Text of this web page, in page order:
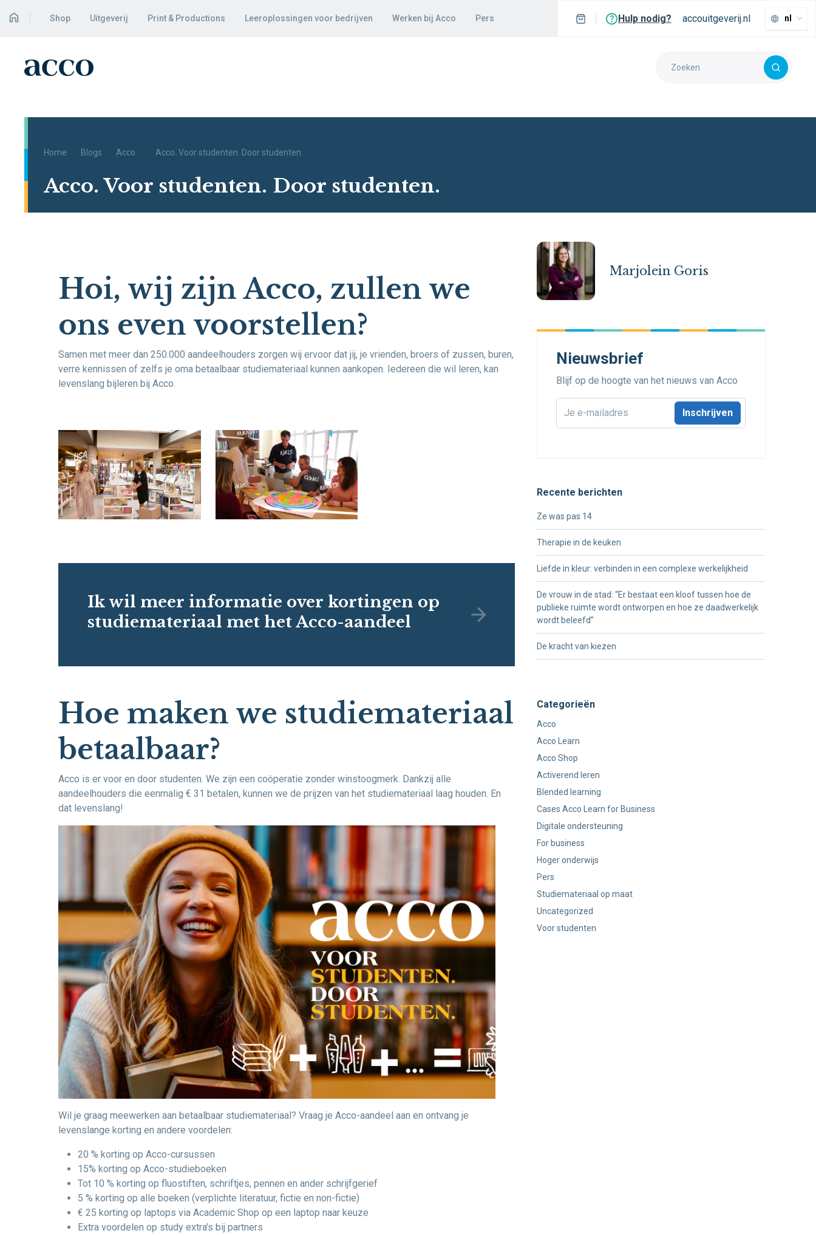
Shop Uitgeverij Print & Productions Leeroplossingen voor bedrijven Werken bij Acco Pers Hulp nodig? accouitgeverij.nl nl
Home Blogs Acco Acco. Voor studenten. Door studenten.
Acco. Voor studenten. Door studenten.
Hoi, wij zijn Acco, zullen we
ons even voorstellen?
Samen met meer dan 250.000 aandeelhouders zorgen wij ervoor dat jij, je vrienden, broers of zussen, buren,
verre kennissen of zelfs je oma betaalbaar studiemateriaal kunnen aankopen. Iedereen die wil leren, kan
levenslang bijleren bij Acco.
Ik wil meer informatie over kortingen op
studiemateriaal met het Acco-aandeel
Hoe maken we studiemateriaal
betaalbaar?
Acco is er voor en door studenten. We zijn een coöperatie zonder winstoogmerk. Dankzij alle
aandeelhouders die eenmalig € 31 betalen, kunnen we de prijzen van het studiemateriaal laag houden. En
dat levenslang!
Wil je graag meewerken aan betaalbaar studiemateriaal? Vraag je Acco-aandeel aan en ontvang je
levenslange korting en andere voordelen:
20 % korting op Acco-cursussen
15% korting op Acco-studieboeken
Tot 10 % korting op fluostiften, schriftjes, pennen en ander schrijfgerief
5 % korting op alle boeken (verplichte literatuur, fictie en non-fictie)
€ 25 korting op laptops via Academic Shop op een laptop naar keuze
Extra voordelen op study extra’s bij partners
Marjolein Goris
Nieuwsbrief
Blijf op de hoogte van het nieuws van Acco
Recente berichten
Ze was pas 14
Therapie in de keuken
Liefde in kleur: verbinden in een complexe werkelijkheid
De vrouw in de stad: “Er bestaat een kloof tussen hoe de
publieke ruimte wordt ontworpen en hoe ze daadwerkelijk
wordt beleefd”
De kracht van kiezen
Categorieën
Acco
Acco Learn
Acco Shop
Activerend leren
Blended learning
Cases Acco Learn for Business
Digitale ondersteuning
For business
Hoger onderwijs
Pers
Studiemateriaal op maat
Uncategorized
Voor studenten